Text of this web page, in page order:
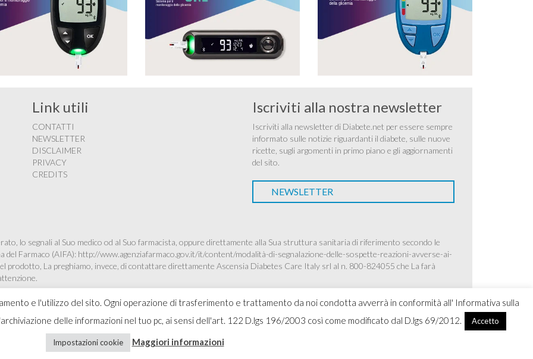
e l'utilizzo del sito. Ogni operazione di trasferimento e trattamento da noi condotta avverrà in conformità all' Informativa sulla
delle informazioni nel tuo pc, ai sensi dell'art. 122 D.lgs 196/2003 così come modificato dal D.lgs 69/2012.
Accetto
Impostazioni cookie Maggiori informazioni
Link utili
CONTATTI
NEWSLETTER
DISCLAIMER
PRIVACY
CREDITS
Iscriviti alla nostra newsletter
Iscriviti alla newsletter di Diabete.net per essere sempre
informato sulle notizie riguardanti il diabete, sulle nuove
ricette, sugli argomenti in primo piano e gli aggiornamenti
del sito.
NEWSLETTER
lo segnali al Suo medico od al Suo farmacista, oppure direttamente alla Sua struttura sanitaria di riferimento secondo le
del Farmaco (AIFA): http://www.agenziafarmaco.gov.it/it/content/modalità-di-segnalazione-delle-sospette-reazioni-avverse-ai-
prodotto, La preghiamo, invece, di contattare direttamente Ascensia Diabetes Care Italy srl al n. 800-824055 che La farà